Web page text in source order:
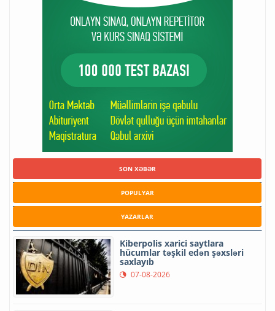
SON XƏBƏR
POPULYAR
YAZARLAR
Kiberpolis xarici saytlara
hücumlar təşkil edən şəxsləri
saxlayıb
07-08-2026